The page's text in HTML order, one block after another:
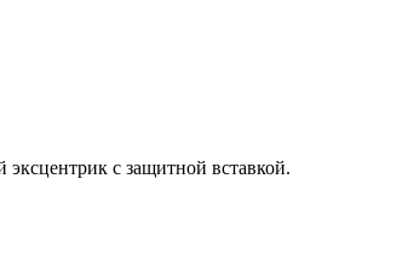
с защитной вставкой.